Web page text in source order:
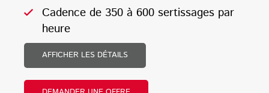
Cadence de 350 à 600 sertissages par
heure
AFFICHER LES DÉTAILS